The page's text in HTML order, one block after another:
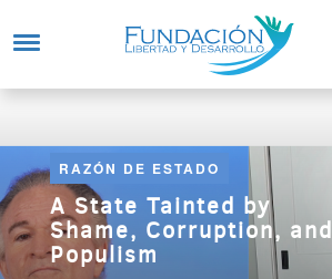
RAZÓN DE ESTADO
A State Tainted by
Shame, Corruption, and
Populism